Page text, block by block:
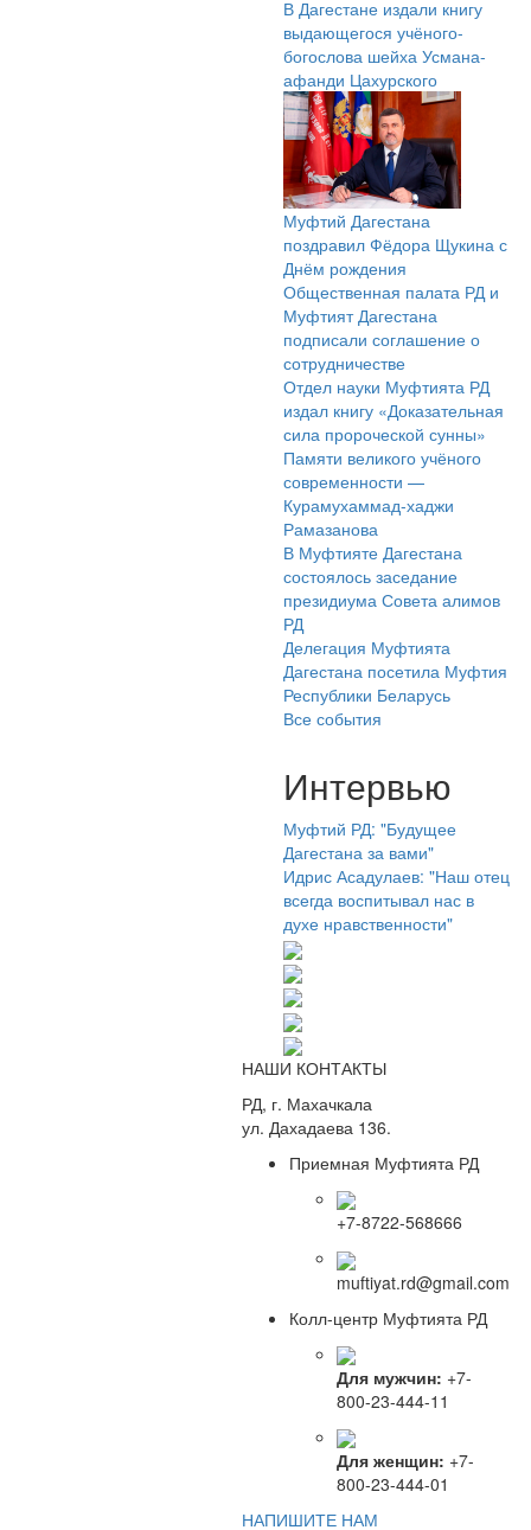
В Дагестане издали книгу
выдающегося учёного-
богослова шейха Усмана-
афанди Цахурского
Муфтий Дагестана
поздравил Фёдора Щукина с
Днём рождения
Общественная палата РД и
Муфтият Дагестана
подписали соглашение о
сотрудничестве
Отдел науки Муфтията РД
издал книгу «Доказательная
сила пророческой сунны»
Памяти великого учёного
современности —
Курамухаммад-хаджи
Рамазанова
В Муфтияте Дагестана
состоялось заседание
президиума Совета алимов
РД
Делегация Муфтията
Дагестана посетила Муфтия
Республики Беларусь
Все события
Интервью
Муфтий РД: "Будущее
Дагестана за вами"
Идрис Асадулаев: "Наш отец
всегда воспитывал нас в
духе нравственности"
НАШИ КОНТАКТЫ
РД, г. Махачкала
ул. Дахадаева 136.
Приемная Муфтията РД
+7-8722-568666
muftiyat.rd@gmail.com
Колл-центр Муфтията РД
Для мужчин: +7-
800-23-444-11
Для женщин: +7-
800-23-444-01
НАПИШИТЕ НАМ